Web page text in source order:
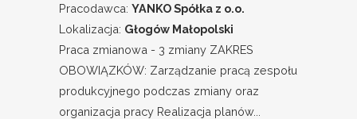
Pracodawca: YANKO Spółka z o.o.
Lokalizacja: Głogów Małopolski
Praca zmianowa - 3 zmiany ZAKRES
OBOWIĄZKÓW: Zarządzanie pracą zespołu
produkcyjnego podczas zmiany oraz
organizacja pracy Realizacja planów...